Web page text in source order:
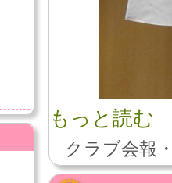
もっと読む
クラブ会報